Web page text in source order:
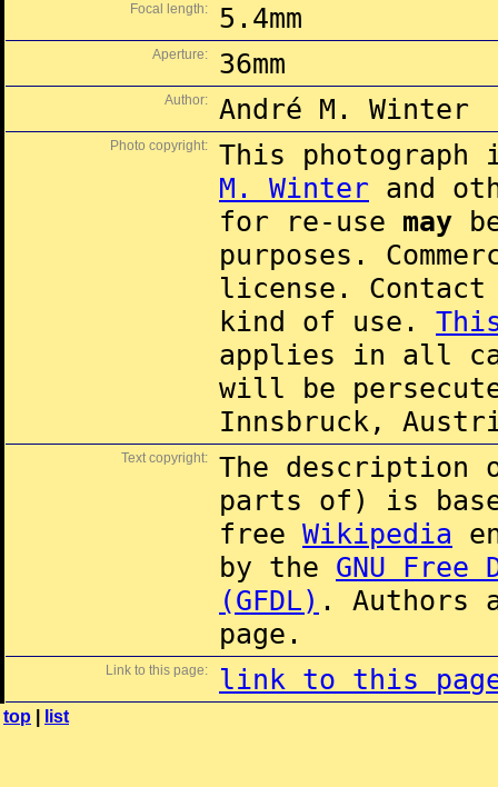
Focal length: 5.4mm
Aperture: 36mm
Author: André M. Winter
Photo copyright:
This
M. Winter and
for re-use may
purposes.
license.
kind of use.
applies in all
will be
Innsbruck,
Text copyright:
The description
parts of) is
free Wikipedia
by the GNU Free
(GFDL) . Authors
page.
Link to this page: link to this
top list